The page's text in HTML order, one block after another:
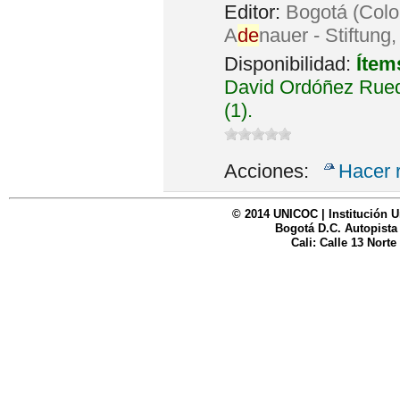
Editor: Bogotá
Adenauer -
Disponibilidad:
David Ordóñez
(1).
Acciones: Hacer
© 2014 UNICOC | Institución
Bogotá D.C. Autopista
Cali: Calle 13 Norte